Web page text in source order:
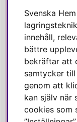
Instagram
Linkedin
Pinterest
SVENSKA
Varmt välkommen
Svenska
innehåll,
bättre
bekräftar att
samtycker
genom att
kan själv när
cookies som